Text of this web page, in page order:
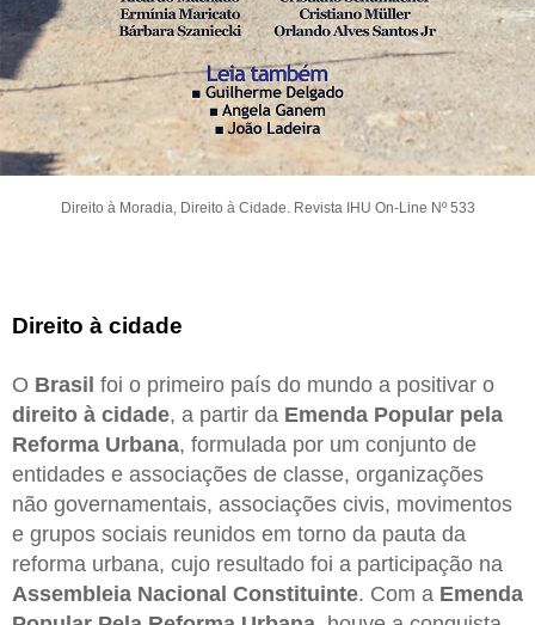
Direito à Moradia, Direito à Cidade. Revista IHU On-Line Nº 533
Direito à cidade
O Brasil foi o primeiro país do mundo a positivar o
direito à cidade, a partir da Emenda Popular pela
Reforma Urbana, formulada por um conjunto de
entidades e associações de classe, organizações
não governamentais, associações civis, movimentos
e grupos sociais reunidos em torno da pauta da
reforma urbana, cujo resultado foi a participação na
Assembleia Nacional Constituinte. Com a Emenda